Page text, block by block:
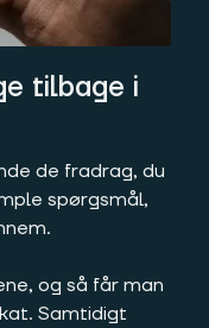
tilbage i
de fradrag, du
spørgsmål,
og så får man
Samtidigt